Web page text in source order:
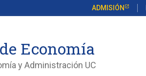
ADMISIÓN
Economía
y Administración UC